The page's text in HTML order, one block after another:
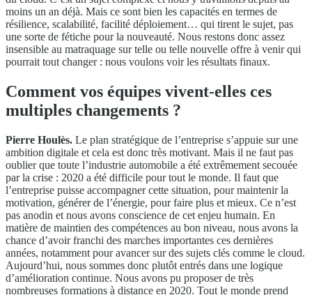
moins un an déjà. Mais ce sont bien les capacités en termes de
résilience, scalabilité, facilité déploiement… qui tirent le sujet, pas
une sorte de fétiche pour la nouveauté. Nous restons donc assez
insensible au matraquage sur telle ou telle nouvelle offre à venir qui
pourrait tout changer : nous voulons voir les résultats finaux.
Comment vos équipes vivent-elles ces
multiples changements ?
Pierre Houlès. Le plan stratégique de l’entreprise s’appuie sur une
ambition digitale et cela est donc très motivant. Mais il ne faut pas
oublier que toute l’industrie automobile a été extrêmement secouée
par la crise : 2020 a été difficile pour tout le monde. Il faut que
l’entreprise puisse accompagner cette situation, pour maintenir la
motivation, générer de l’énergie, pour faire plus et mieux. Ce n’est
pas anodin et nous avons conscience de cet enjeu humain. En
matière de maintien des compétences au bon niveau, nous avons la
chance d’avoir franchi des marches importantes ces dernières
années, notamment pour avancer sur des sujets clés comme le cloud.
Aujourd’hui, nous sommes donc plutôt entrés dans une logique
d’amélioration continue. Nous avons pu proposer de très
nombreuses formations à distance en 2020. Tout le monde prend